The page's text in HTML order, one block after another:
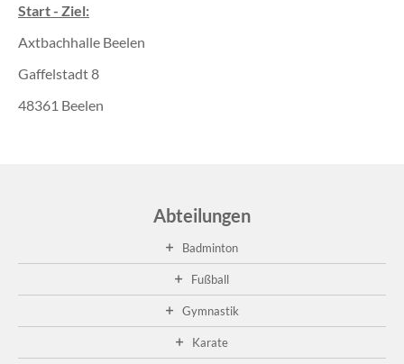
Start - Ziel:
Axtbachhalle Beelen
Gaffelstadt 8
48361 Beelen
Abteilungen
Badminton
Fußball
Gymnastik
Karate